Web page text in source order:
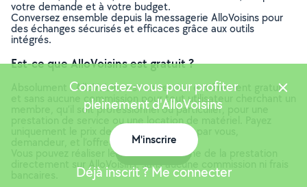
votre demande et à votre budget.
Conversez ensemble depuis la messagerie AlloVoisins pour
des échanges sécurisés et efficaces grâce aux outils
intégrés.
Est-ce que AlloVoisins est gratuit ?
Absolument ! AlloVoisins est un service entièrement gratuit
et sans aucune commission pour tout utilisateur cherchant un
membre, qu’il soit professionnel ou particulier, pour une
prestation de service ou une location de matériel. Payez
uniquement le prix de la prestation, fixé par vous,
demandeur, et l’offreur.
Vous pouvez réaliser le paiement en ligne de la prestation
directement sur AlloVoisins, sans aucune commission ni frais
Connectez-vous pour profiter
pleinement d'AlloVoisins
M'inscrire
Déjà inscrit ? Me connecter